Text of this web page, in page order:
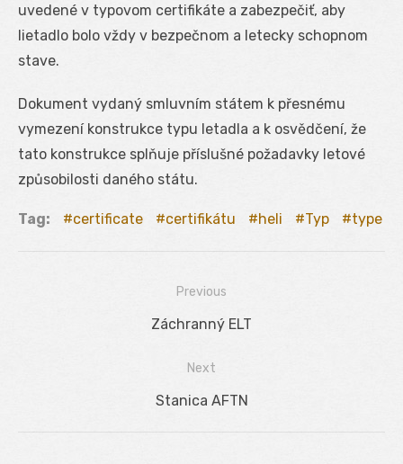
uvedené v typovom certifikáte a zabezpečiť, aby
lietadlo bolo vždy v bezpečnom a letecky schopnom
stave.
Dokument vydaný smluvním státem k přesnému
vymezení konstrukce typu letadla a k osvědčení, že
tato konstrukce splňuje příslušné požadavky letové
způsobilosti daného státu.
Tag: certificate certifikátu heli Typ type
Previous
Previous
Záchranný ELT
Next
Next
Stanica AFTN